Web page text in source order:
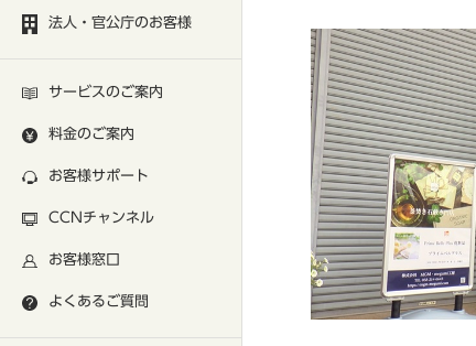
法人・官公庁のお客様
サービスのご案内
料金のご案内
お客様サポート
CCNチャンネル
お客様窓口
よくあるご質問